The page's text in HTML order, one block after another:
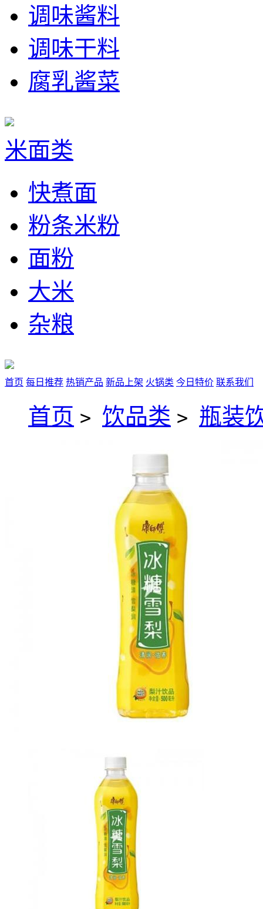
调味酱料
调味干料
腐乳酱菜
米面类
快煮面
粉条米粉
面粉
大米
杂粮
首页 每日推荐 热销产品 新品上架 火锅类 今日特价 联系我们
首页 > 饮品类 > 瓶装